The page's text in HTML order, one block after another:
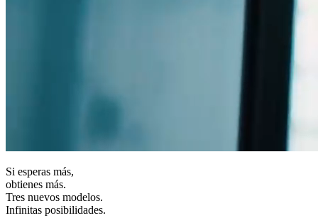
Si esperas más,
obtienes más.
Tres nuevos modelos.
Infinitas posibilidades.